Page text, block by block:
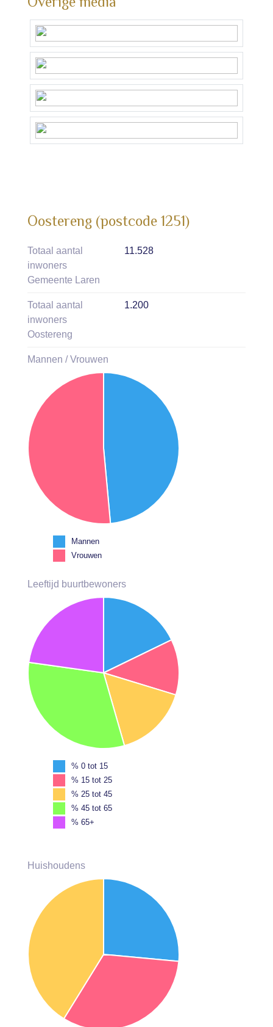
ontdek de mogelijkheden!
Oostereng (postcode 1251)
Totaal aantal
inwoners
Gemeente Laren
11.528
Totaal aantal
inwoners
Oostereng
1.200
Mannen / Vrouwen
Mannen
Vrouwen
Leeftijd buurtbewoners
% 0 tot 15
% 15 tot 25
% 25 tot 45
% 45 tot 65
% 65+
Huishoudens